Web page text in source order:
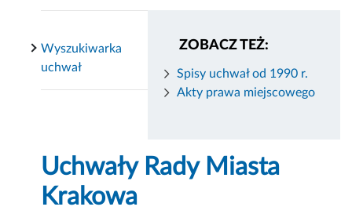
ZOBACZ TEŻ:
Spisy uchwał od 1990 r.
Akty prawa miejscowego
Wyszukiwarka
uchwał
Uchwały Rady Miasta
Krakowa